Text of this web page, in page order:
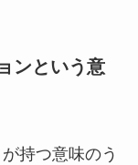
ンという意
持つ意味のう